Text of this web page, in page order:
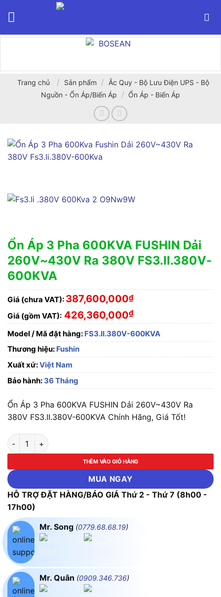
Trang chủ / Sản phẩm /
Ắc Quy - Bộ Lưu Điện UPS - Bộ
Nguồn - Ổn Áp/Biến Áp
/ Ổn Áp - Biến Áp
Ổn Áp 3 Pha 600KVA FUSHIN Dải
260V~430V Ra 380V FS3.II.380V-
600KVA
Giá (chưa VAT): 387,600,000₫
Giá (gồm VAT): 426,360,000₫
Model / Mã đặt hàng: FS3.II.380V-600KVA
Thương hiệu: Fushin
Xuất xứ:Việt Nam
Bảo hành: 36 Tháng
Ổn Áp 3 Pha 600KVA FUSHIN Dải 260V~430V Ra
380V FS3.II.380V-600KVA Chính Hãng, Giá Tốt!
Ổn Áp 3 Pha 600KVA FUSHIN Dải 260V~430V Ra 380V
THÊM VÀO GIỎ HÀNG
MUA NGAY
HỖ TRỢ ĐẶT HÀNG/BÁO GIÁ Thứ 2 - Thứ 7 (8h00 -
17h00)
Mr. Song (0779.68.68.19)
Mr. Quân (0909.346.736)